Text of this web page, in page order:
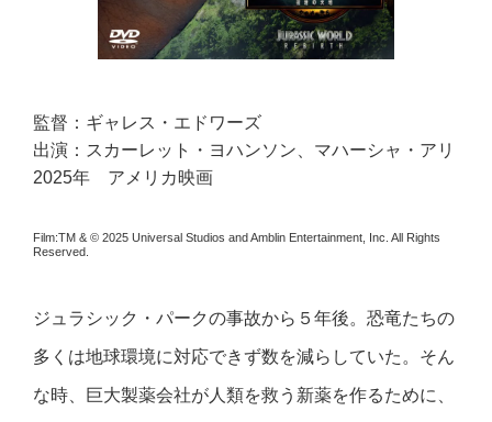
監督：ギャレス・エドワーズ
出演：スカーレット・ヨハンソン、マハーシャ・アリ
2025年 アメリカ映画
Film:TM & © 2025 Universal Studios and Amblin Entertainment, Inc. All Rights
Reserved.
ジュラシック・パークの事故から５年後。恐竜たちの
多くは地球環境に対応できず数を減らしていた。そん
な時、巨大製薬会社が人類を救う新薬を作るために、